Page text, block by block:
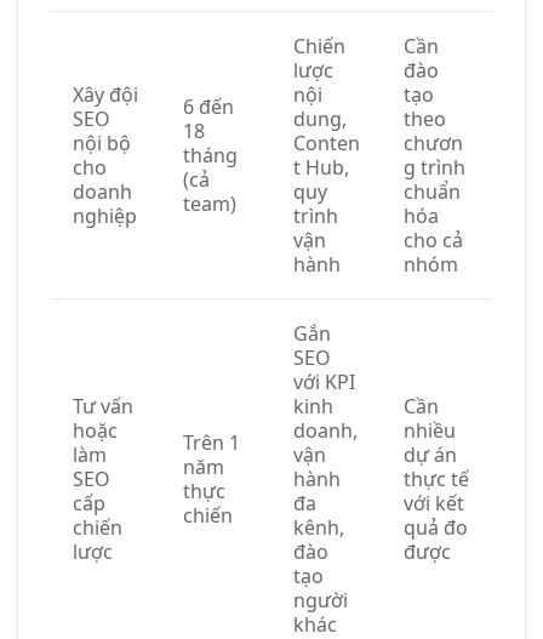
Xây đội
SEO
nội bộ
cho
doanh
nghiệp
6 đến
18
tháng
(cả
team)
Chiến
lược
nội
dung,
Conten
t Hub,
quy
trình
vận
hành
Cần
đào
tạo
theo
chươn
g trình
chuẩn
hóa
cho cả
nhóm
Tư vấn
hoặc
làm
SEO
cấp
chiến
lược
Trên 1
năm
thực
chiến
Gắn
SEO
với KPI
kinh
doanh,
vận
hành
đa
kênh,
đào
tạo
người
khác
Cần
nhiều
dự án
thực tế
với kết
quả đo
được